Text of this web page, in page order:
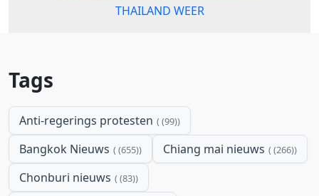
THAILAND WEER
Tags
Anti-regerings protesten (99)
Bangkok Nieuws (655) Chiang mai nieuws (266)
Chonburi nieuws (83)